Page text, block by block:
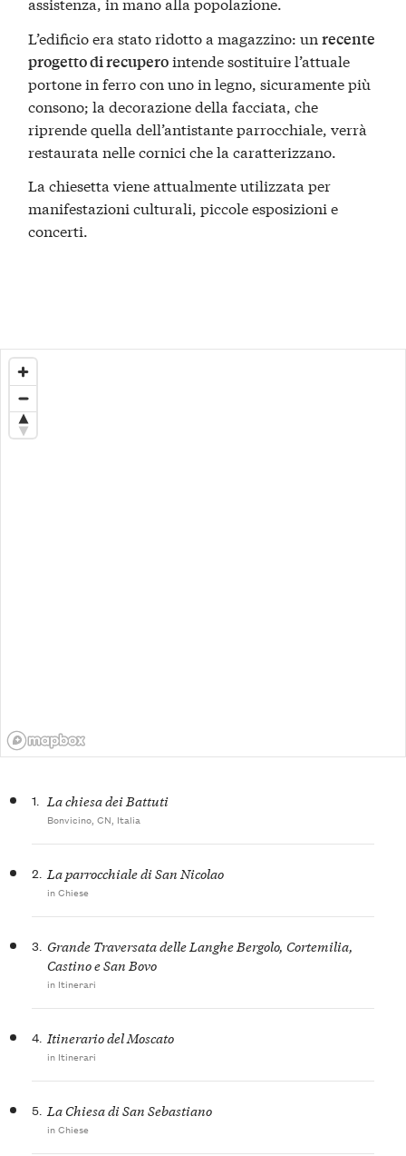
L’edificio era stato ridotto a magazzino: unrecente
progetto di recuperointende sostituire l’attuale
portone in ferro con uno in legno, sicuramente più
consono; la decorazione della facciata, che
riprende quella dell’antistante parrocchiale, verrà
restaurata nelle cornici che la caratterizzano.
La chiesetta viene attualmente utilizzata per
manifestazioni culturali, piccole esposizioni e
concerti.
1. La chiesa dei Battuti
Bonvicino, CN, Italia
2. La parrocchiale di San Nicolao
in Chiese
3. Grande Traversata delle Langhe Bergolo, Cortemilia,
Castino e San Bovo
in Itinerari
4. Itinerario del Moscato
in Itinerari
5. La Chiesa di San Sebastiano
in Chiese